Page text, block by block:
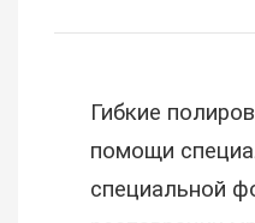
Гибкие
помощи
специальной